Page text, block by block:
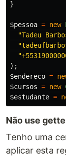
}
$pessoa = new
"Tadeu
);
$endereco =
$cursos = new
$estudante =
Não use
Tenho uma
aplicar esta